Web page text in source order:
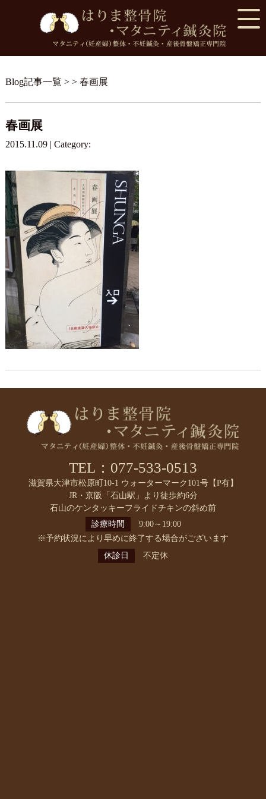
Blog記事一覧 > > 春画展
春画展
2015.11.09 | Category:
TEL：077-533-0513
滋賀県大津市松原町10-1 ウォーターマーク101号【P有】
JR・京阪「石山駅」より徒歩約6分
石山のケンタッキーフライドチキンの斜め前
診療時間
9:00～19:00
※予約状況により早めに終了する場合がございます
休診日
不定休